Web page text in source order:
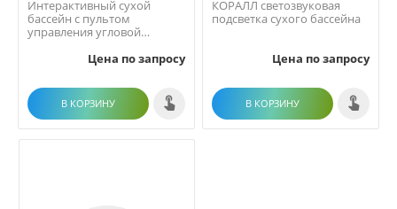
Интерактивный сухой
бассейн с пультом
управления угловой
Цена по запросу
В КОРЗИНУ
КОРАЛЛ светозвуковая
подсветка сухого бассейна
Цена по запросу
В КОРЗИНУ